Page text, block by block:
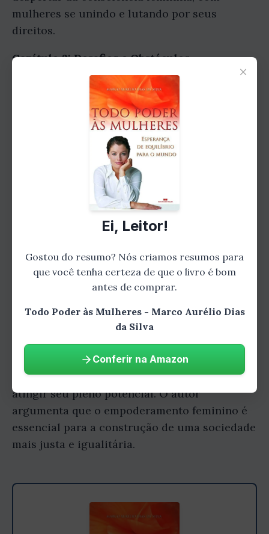
mulheres se unindo e lutando por seus
direitos.
Capítulo 2: Desafios e Obstáculos
Apesar dos avanços, o autor também aponta os
desafios e obstáculos que as mulheres ainda
enfrentam na sociedade atual. Ele discute
questões como a desigualdade salarial, a
violência doméstica e a falta de
representatividade feminina em cargos de
liderança. No entanto, o autor também
enfatiza que esses desafios não são
intransponíveis, e que as mulheres têm o
poder de superá-los.
Capítulo 3: Empoderamento Feminino: O
Caminho para a Igualdade
O autor dedica uma parte significativa do livro
para discutir o conceito de empoderamento
feminino. Ele define empoderamento como o
processo de dar às mulheres as ferramentas e
recursos necessários para que elas possam
atingir seu pleno potencial. O autor
argumenta que o empoderamento feminino é
essencial para a construção de uma sociedade
mais justa e igualitária.
×
Ei, Leitor!
Gostou do resumo? Nós criamos resumos para
que você tenha certeza de que o livro é bom
antes de comprar.
Todo Poder às Mulheres - Marco Aurélio Dias
da Silva
Conferir na Amazon